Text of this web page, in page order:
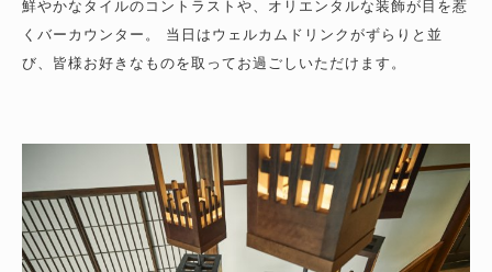
鮮やかなタイルのコントラストや、オリエンタルな装飾が目を惹
くバーカウンター。 当日はウェルカムドリンクがずらりと並
び、皆様お好きなものを取ってお過ごしいただけます。